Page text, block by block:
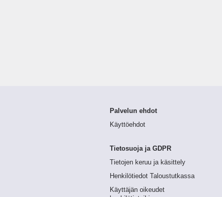
Palvelun ehdot
Käyttöehdot
Tietosuoja ja GDPR
Tietojen keruu ja käsittely
Henkilötiedot Taloustutkassa
Käyttäjän oikeudet